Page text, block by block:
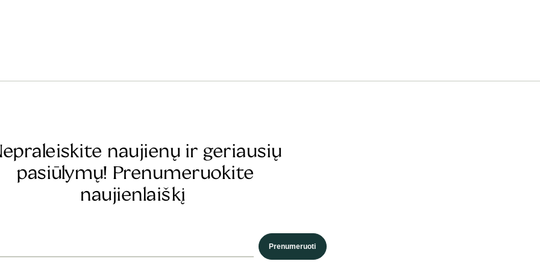
naujienų ir geriausių
pasiūlymų! Prenumeruokite
naujienlaiškį
Prenumeruoti